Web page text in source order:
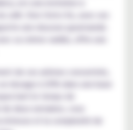
café. Don Cristo Xo, avec ses
une douceur gourmande.
de ces arômes concentrés,
dosage à 20% dans une base
deux semaines, vous
et la complexité de